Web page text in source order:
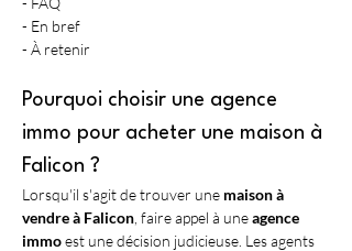
- En bref
- À retenir
Pourquoi choisir une agence
immo pour acheter une maison à
Falicon ?
Lorsqu'il s'agit de trouver une maison à
vendre à Falicon , faire appel à une agence
immo est une décision judicieuse. Les agents